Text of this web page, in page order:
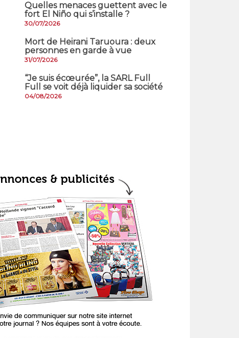
Quelles menaces guettent avec le
fort El Niño qui s’installe ?
30/07/2026
Mort de Heirani Taruoura : deux
personnes en garde à vue
31/07/2026
​“Je suis écœurée”, la SARL Full
Full se voit déjà liquider sa société
04/08/2026